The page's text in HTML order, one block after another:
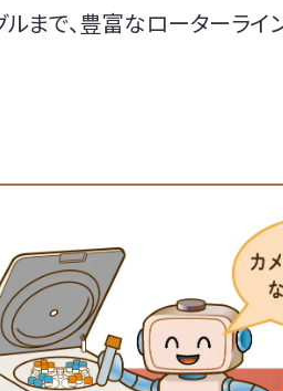
まで、豊富なローターライ